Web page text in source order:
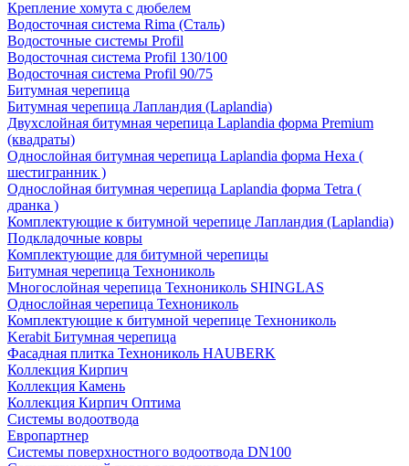
Крепление хомута с дюбелем
Водосточная система Rima (Сталь)
Водосточные системы Profil
Водосточная система Profil 130/100
Водосточная система Profil 90/75
Битумная черепица
Битумная черепица Лапландия (Laplandia)
Двухслойная битумная черепица Laplandia форма Premium
(квадраты)
Однослойная битумная черепица Laplandia форма Hexa (
шестигранник )
Однослойная битумная черепица Laplandia форма Tetra (
дранка )
Комплектующие к битумной черепице Лапландия (Laplandia)
Подкладочные ковры
Комплектующие для битумной черепицы
Битумная черепица Технониколь
Многослойная черепица Технониколь SHINGLAS
Однослойная черепица Технониколь
Комплектующие к битумной черепице Технониколь
Kerabit Битумная черепица
Фасадная плитка Технониколь HAUBERK
Кол​лекция Кирпич
Кол​лекция Камень
Коллекция Кирпич Оптима
Системы водоотвода
Европартнер
Системы поверхностного водоотвода DN100